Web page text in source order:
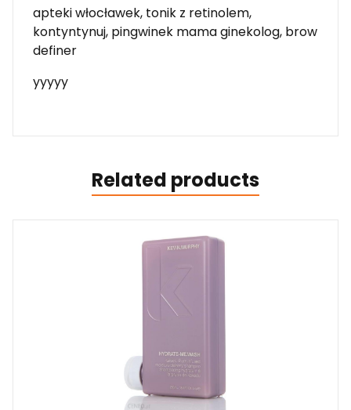
apteki włocławek, tonik z retinolem,
kontyntynuj, pingwinek mama ginekolog, brow
definer
yyyyy
Related products